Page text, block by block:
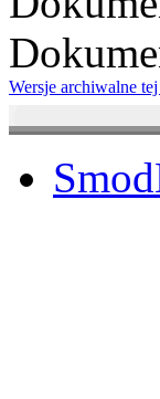
Wersje archiwalne